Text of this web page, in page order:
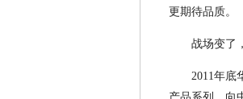
更期待品质。
战场变了
2011年底